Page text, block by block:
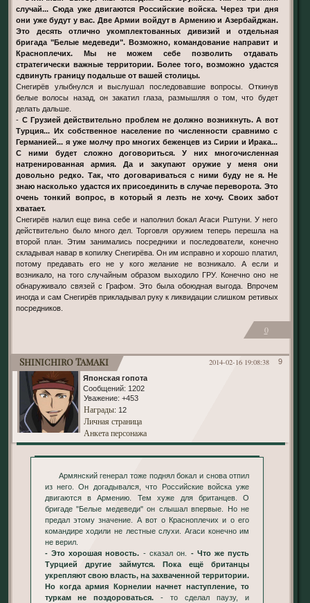
случай... Сюда уже двигаются Российские войска. Через три дня
они уже будут у вас. Две Армии войдут в Армению и Азербайджан.
Это десять отлично укомплектованных дивизий и отдельная
бригада "Белые медеведи". Возможно, командование направит и
Красноплечих. Мы не можем себе позволить отдавать
стратегически важные территории. Более того, возможно удастся
сдвинуть границу подальше от вашей столицы.
Снегирёв улыбнулся и выслушал последовавшие вопросы. Откинув
белые волосы назад, он закатил глаза, размышляя о том, что будет
делать дальше.
- С Грузией действительно проблем не должно возникнуть. А вот
Турция... Их собственное население по численности сравнимо с
Германией... я уже молчу про многих беженцев из Сирии и Ирака...
С ними будет сложно договориться. У них многочисленная
натренированная армия. Да и закупают оружие у меня они
довольно редко. Так, что договариваться с ними буду не я. Не
знаю насколько удастся их присоединить в случае переворота. Это
очень тонкий вопрос, в который я лезть не хочу. Своих забот
хватает.
Снегирёв налил еще вина себе и наполнил бокал Агаси Рштуни. У него
действительно было много дел. Торговля оружием теперь перешла на
второй план. Этим занимались посредники и последователи, конечно
складывая навар в копилку Снегирёва. Он им исправно и хорошо платил,
потому предавать его не у кого желание не возникало. А если и
возникало, на того случайным образом выходило ГРУ. Конечно оно не
обнаруживало связей с Графом. Это была обоюдная выгода. Впрочем
иногда и сам Снегирёв прикладывал руку к ликвидации слишком ретивых
посредников.
0
9
2014-02-16 19:08:38
Shinichiro Tamaki
Японская гопота
Сообщений: 1202
Уважение: +453
Награды: 12
Личная страница
Анкета персонажа
Армянский генерал тоже поднял бокал и снова отпил
из него. Он догадывался, что Российские войска уже
двигаются в Армению. Тем хуже для британцев. О
бригаде "Белые медеведи" он слышал впервые. Но не
предал этому значение. А вот о Красноплечих и о его
командире ходили не лестные слухи. Агаси конечно им
не верил.
- Это хорошая новость. - сказал он. - Что же пусть
Турцией другие займутся. Пока ещё британцы
укрепляют свою власть, на захваченной территории.
Но когда армия Корнелии начнет наступление, то
туркам не поздороваться. - то сделал паузу, и